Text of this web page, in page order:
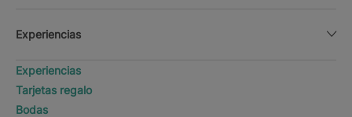
Experiencias
Experiencias
Tarjetas regalo
Bodas